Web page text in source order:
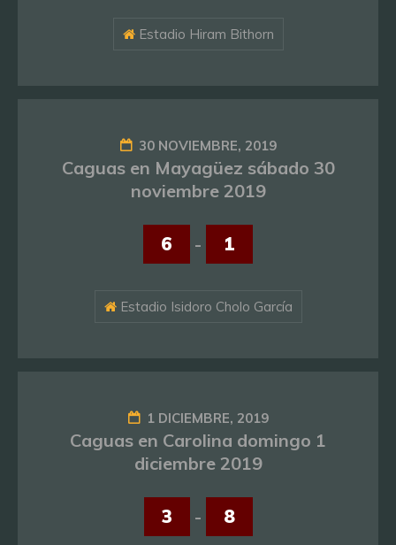
Estadio Hiram Bithorn
30 NOVIEMBRE, 2019
Caguas en Mayagüez sábado 30
noviembre 2019
6 - 1
Estadio Isidoro Cholo García
1 DICIEMBRE, 2019
Caguas en Carolina domingo 1
diciembre 2019
3 - 8